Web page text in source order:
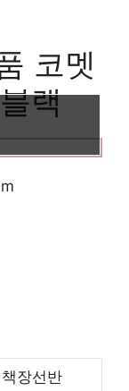
코멧
랙
장선반